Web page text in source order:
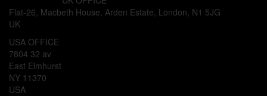
Flat-26, Macbeth House, Arden Estate, London, N1 5JG
UK
USA OFFICE
7804 32 av
East Elmhurst
NY 11370
USA